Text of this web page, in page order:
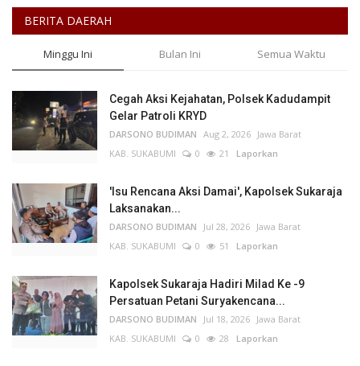
BERITA DAERAH
Minggu Ini Bulan Ini Semua Waktu
Cegah Aksi Kejahatan, Polsek Kadudampit
Gelar Patroli KRYD
DARSONO BUDIMAN Aug 2, 2026 Jawa Barat
KAB. SUKABUMI
0 21 Laporkan
'Isu Rencana Aksi Damai', Kapolsek Sukaraja
Laksanakan...
DARSONO BUDIMAN Jul 28, 2026 Jawa Barat
KAB. SUKABUMI
0 51 Laporkan
Kapolsek Sukaraja Hadiri Milad Ke -9
Persatuan Petani Suryakencana...
DARSONO BUDIMAN Jul 18, 2026 Jawa Barat
KAB. SUKABUMI
0 28 Laporkan